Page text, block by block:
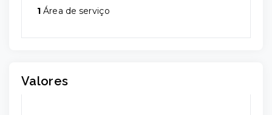
1 Área de serviço
Valores